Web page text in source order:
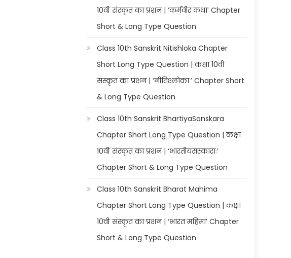
10वीं संस्कृत का प्रशन | ‘कर्मवीर कथा’ Chapter
Short & Long Type Question
Class 10th Sanskrit Nitishloka Chapter
Short Long Type Question | कक्षा 10वीं
संस्कृत का प्रशन | ‘नीतिश्लोकाः’ Chapter Short
& Long Type Question
Class 10th Sanskrit BhartiyaSanskara
Chapter Short Long Type Question | कक्षा
10वीं संस्कृत का प्रशन | ‘भारतीयसंस्काराः’
Chapter Short & Long Type Question
Class 10th Sanskrit Bharat Mahima
Chapter Short Long Type Question | कक्षा
10वीं संस्कृत का प्रशन | ‘भारत महिमा’ Chapter
Short & Long Type Question